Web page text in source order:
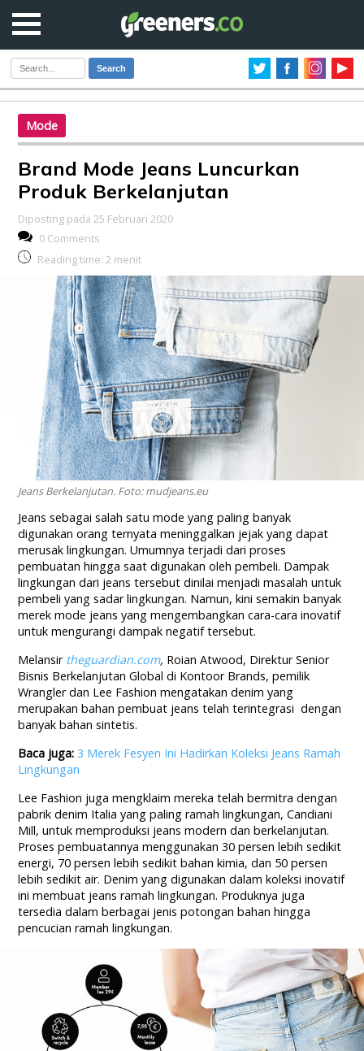
Search
Mode
Brand Mode Jeans Luncurkan
Produk Berkelanjutan
Diposting pada 25 Februari 2020
0 Comments
Reading time: 2 menit
Jeans Berkelanjutan. Foto: mudjeans.eu
Jeans sebagai salah satu mode yang paling banyak
digunakan orang ternyata meninggalkan jejak yang dapat
merusak lingkungan. Umumnya terjadi dari proses
pembuatan hingga saat digunakan oleh pembeli. Dampak
lingkungan dari jeans tersebut dinilai menjadi masalah untuk
pembeli yang sadar lingkungan. Namun, kini semakin banyak
merek mode jeans yang mengembangkan cara-cara inovatif
untuk mengurangi dampak negatif tersebut.
Melansir theguardian.com, Roian Atwood, Direktur Senior
Bisnis Berkelanjutan Global di Kontoor Brands, pemilik
Wrangler dan Lee Fashion mengatakan denim yang
merupakan bahan pembuat jeans telah terintegrasi dengan
banyak bahan sintetis.
Baca juga:3 Merek Fesyen Ini Hadirkan Koleksi Jeans Ramah
Lingkungan
Lee Fashion juga mengklaim mereka telah bermitra dengan
pabrik denim Italia yang paling ramah lingkungan, Candiani
Mill, untuk memproduksi jeans modern dan berkelanjutan.
Proses pembuatannya menggunakan 30 persen lebih sedikit
energi, 70 persen lebih sedikit bahan kimia, dan 50 persen
lebih sedikit air. Denim yang digunakan dalam koleksi inovatif
ini membuat jeans ramah lingkungan. Produknya juga
tersedia dalam berbagai jenis potongan bahan hingga
pencucian ramah lingkungan.